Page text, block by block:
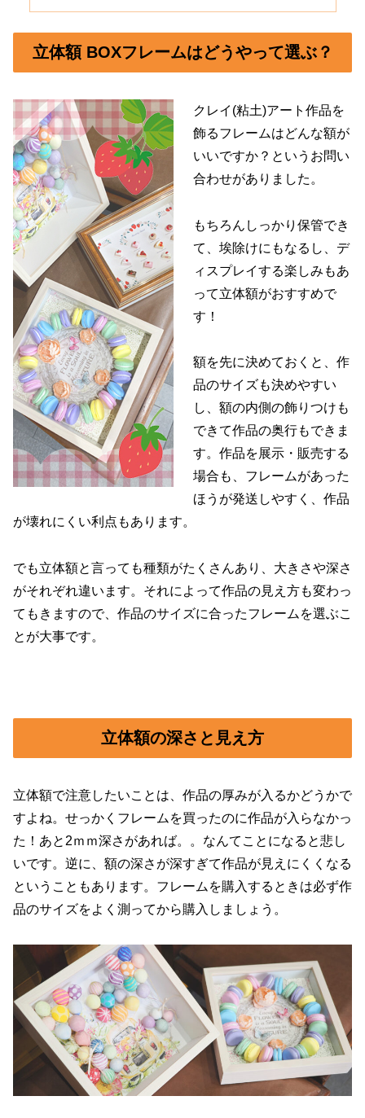
立体額 BOXフレームはどうやって選ぶ？
クレイ(粘土)アート作品を
飾るフレームはどんな額が
いいですか？というお問い
合わせがありました。
もちろんしっかり保管でき
て、埃除けにもなるし、デ
ィスプレイする楽しみもあ
って立体額がおすすめで
す！
額を先に決めておくと、作
品のサイズも決めやすい
し、額の内側の飾りつけも
できて作品の奥行もできま
す。作品を展示・販売する
場合も、フレームがあった
ほうが発送しやすく、作品
が壊れにくい利点もあります。
でも立体額と言っても種類がたくさんあり、大きさや深さ
がそれぞれ違います。それによって作品の見え方も変わっ
てもきますので、作品のサイズに合ったフレームを選ぶこ
とが大事です。
立体額の深さと見え方
立体額で注意したいことは、作品の厚みが入るかどうかで
すよね。せっかくフレームを買ったのに作品が入らなかっ
た！あと2ｍｍ深さがあれば。。なんてことになると悲し
いです。逆に、額の深さが深すぎて作品が見えにくくなる
ということもあります。フレームを購入するときは必ず作
品のサイズをよく測ってから購入しましょう。